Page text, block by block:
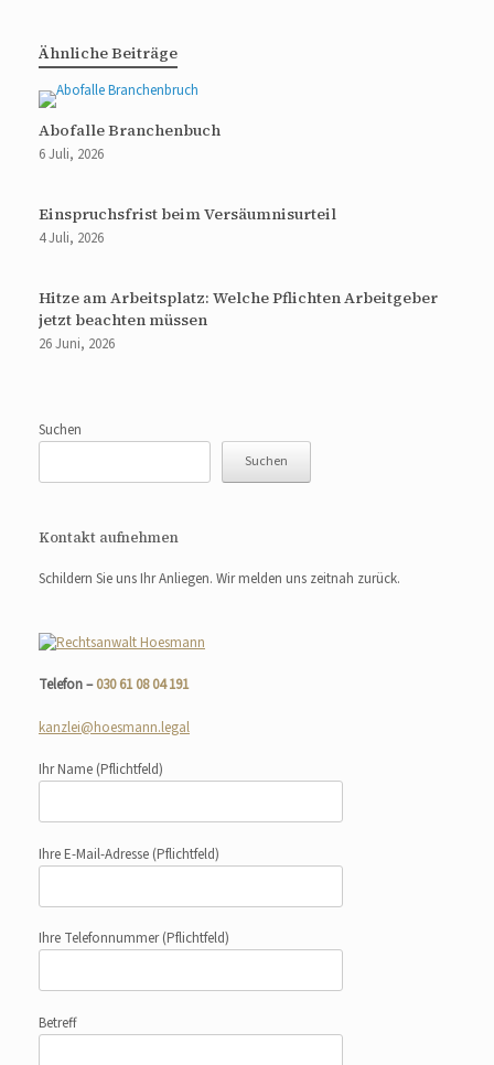
Ähnliche Beiträge
Abofalle Branchenbuch
6 Juli, 2026
Einspruchsfrist beim Versäumnisurteil
4 Juli, 2026
Hitze am Arbeitsplatz: Welche Pflichten Arbeitgeber
jetzt beachten müssen
26 Juni, 2026
Suchen
Suchen
Kontakt aufnehmen
Schildern Sie uns Ihr Anliegen. Wir melden uns zeitnah zurück.
Telefon –030 61 08 04 191
kanzlei@hoesmann.legal
Ihr Name (Pflichtfeld)
Ihre E-Mail-Adresse (Pflichtfeld)
Ihre Telefonnummer(Pflichtfeld)
Betreff